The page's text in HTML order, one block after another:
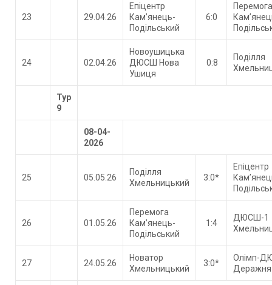
23 29.04.26
Епіцентр
Кам’янець-
Подільський
6:0
Перемога
24 02.04.26
Новоушицька
ДЮСШ Нова
Ушиця
0:8
Поділля
Тур
9
08-04-
2026
25 05.05.26
Поділля
Хмельницький
3:0*
Епіцентр
26 01.05.26
Перемога
Кам’янець-
Подільський
1:4
ДЮСШ-1
27 24.05.26
Новатор
Хмельницький
3:0*
Олімп-
Деражня